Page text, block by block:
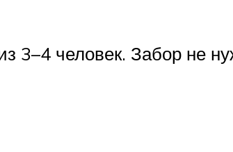
3–4 человек. Забор не